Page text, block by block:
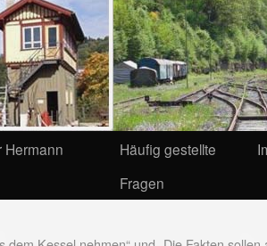
Hermann
Häufig gestellte
Fragen